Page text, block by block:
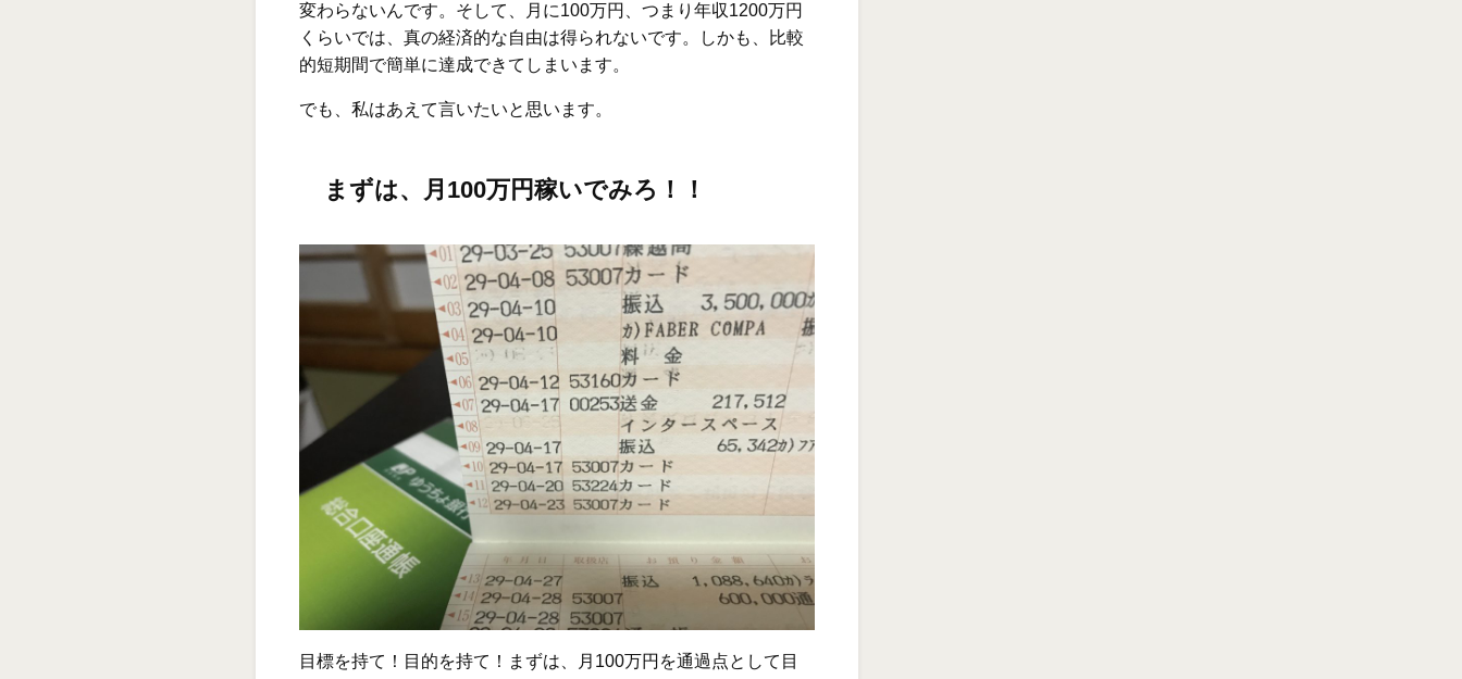
変わらないんです。そして、月に100万円、つまり年収1200万円
くらいでは、真の経済的な自由は得られないです。しかも、比較
的短期間で簡単に達成できてしまいます。
でも、私はあえて言いたいと思います。
まずは、月100万円稼いでみろ！！
目標を持て！目的を持て！まずは、月100万円を通過点として目